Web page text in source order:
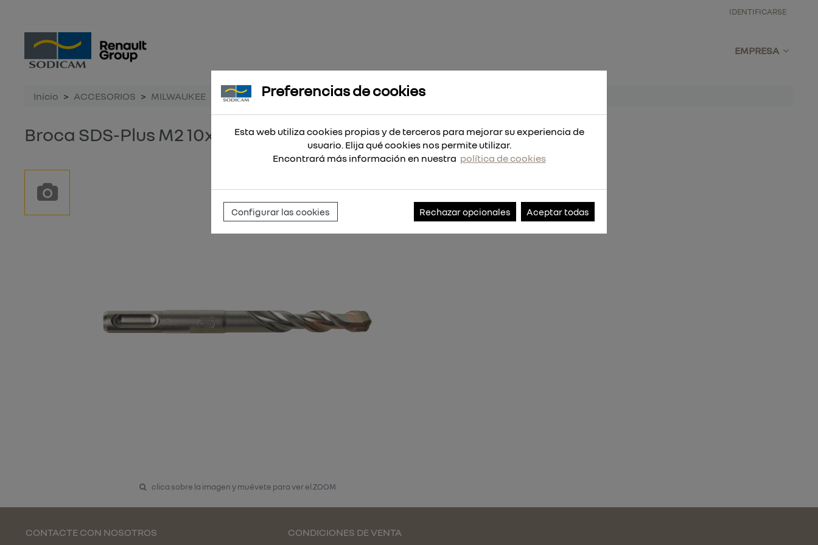
IDENTIFICARSE
EMPRESA
Inicio ACCESORIOS MILWAUKEE Broca SDS-Plus M2 10x110
Broca SDS-Plus M2 10x110
clica sobre la imagen y muévete para ver el ZOOM
CONTACTE CON NOSOTROS CONDICIONES DE VENTA
Preferencias de cookies
Esta web utiliza cookies propias y de terceros para mejorar su experiencia de
usuario. Elija qué cookies nos permite utilizar.
Encontrará más información en nuestra política de cookies
Configurar las cookies Rechazar opcionales Aceptar todas